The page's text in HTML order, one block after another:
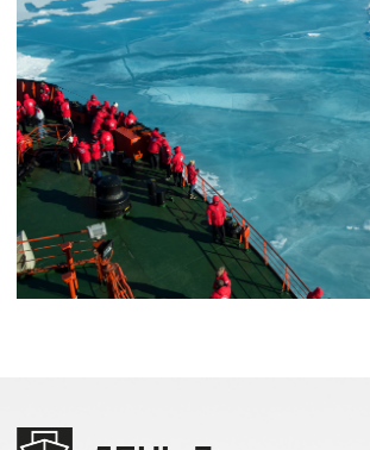
В эти дни исследуем архипелаг Земля Франца-
Иосифа. Территория Земли Франца-Иосифа
относится к национальному парку «Русская
Арктика».
На просторах архипелага полноправными
хозяевами чувствуют себя белые медведи.
Полярный день в этих широтах длится 24 часа, у
нас будет много времени изучить уникальный
животный мир этого региона.
При благоприятной погодной обстановке посетим
загадочный остров Чампа, знаменитый своими
шаровыми конкрециями — камнями почти